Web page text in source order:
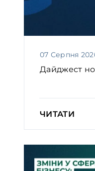
07 Серпня
Дайджест
ЧИТАТИ